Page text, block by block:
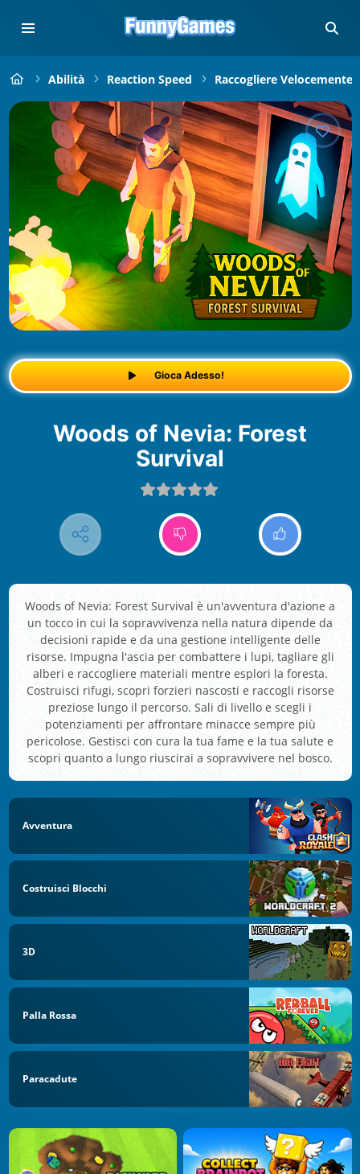
Abilità Reaction Speed Raccogliere Velocemente
Gioca Adesso!
Woods of Nevia: Forest
Survival
Woods of Nevia: Forest Survival è un'avventura d'azione a
un tocco in cui la sopravvivenza nella natura dipende da
decisioni rapide e da una gestione intelligente delle
risorse. Impugna l'ascia per combattere i lupi, tagliare gli
alberi e raccogliere materiali mentre esplori la foresta.
Costruisci rifugi, scopri forzieri nascosti e raccogli risorse
preziose lungo il percorso. Sali di livello e scegli i
potenziamenti per affrontare minacce sempre più
pericolose. Gestisci con cura la tua fame e la tua salute e
scopri quanto a lungo riuscirai a sopravvivere nel bosco.
Avventura
Costruisci Blocchi
3D
Palla Rossa
Paracadute